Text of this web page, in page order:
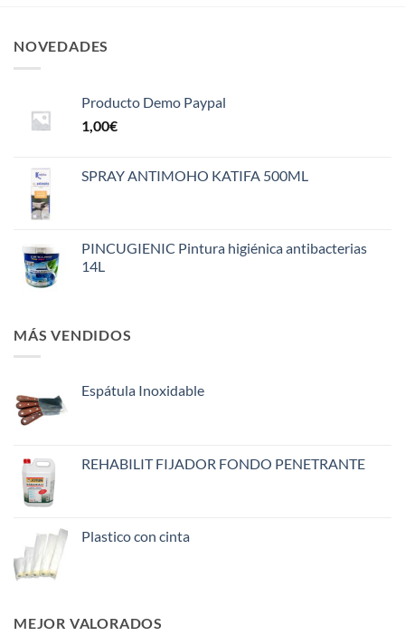
NOVEDADES
Producto Demo Paypal
1,00€
SPRAY ANTIMOHO KATIFA 500ML
PINCUGIENIC Pintura higiénica antibacterias
14L
MÁS VENDIDOS
Espátula Inoxidable
REHABILIT FIJADOR FONDO PENETRANTE
Plastico con cinta
MEJOR VALORADOS